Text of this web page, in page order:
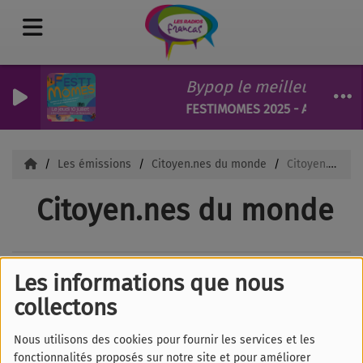
Les informations que nous
collectons
Nous utilisons des cookies pour fournir les services et les
fonctionnalités proposés sur notre site et pour améliorer
Bypop le meilleur du
FESTIMOMES 2025 - AD 37/41
Les émissions Citoyen.nes du monde Citoyen.nes du monde
Citoyen.nes du monde